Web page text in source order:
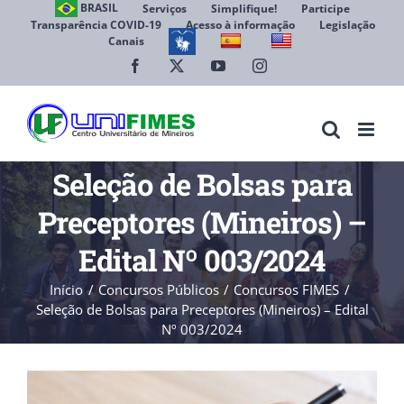
BRASIL Serviços Simplifique!
Participe
Transparência COVID-19
Acesso à informação
Legislação
Canais
Facebook YouTubeInstagram
Seleção de Bolsas para
Preceptores (Mineiros) –
Edital Nº 003/2024
Início Concursos Públicos
Concursos FIMES
Seleção de Bolsas para Preceptores (Mineiros) – Edital
Nº 003/2024